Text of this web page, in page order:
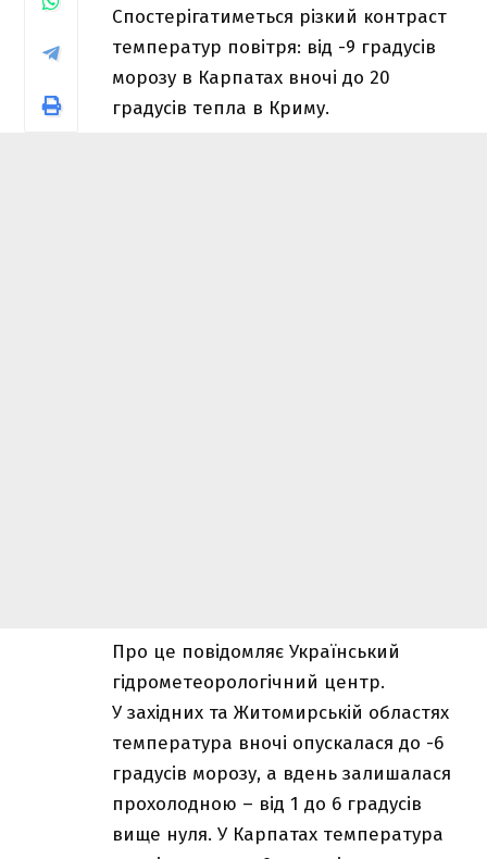
Спостерігатиметься різкий контраст
температур повітря: від -9 градусів
морозу в Карпатах вночі до 20
градусів тепла в Криму.
Про це повідомляє Український
гідрометеорологічний центр.
У західних та Житомирській областях
температура вночі опускалася до -6
градусів морозу, а вдень залишалася
прохолодною – від 1 до 6 градусів
вище нуля. У Карпатах температура